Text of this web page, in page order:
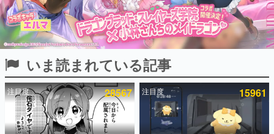
インタビュー
連載・特集一覧
殿堂入り記事
SNS拡散数が数千以上！ ページビュー数万以上！ などな
ど。多くの人々に読まれた、電ファミ渾身の“殿堂入り”記
事をまとめました。
ゲームの企画書
名作ゲームクリエイターの方々に製作時のエピソードをお
聞きし、ヒットする企画（ゲーム）とは何か？を探ってい
いま読まれている記事
注目度 28567 注目度 15961